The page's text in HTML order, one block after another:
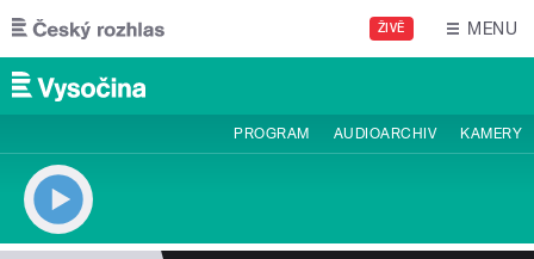
Přejít k hlavnímu obsahu
ŽIVĚ MENU
PROGRAM AUDIOARCHIV KAMERY